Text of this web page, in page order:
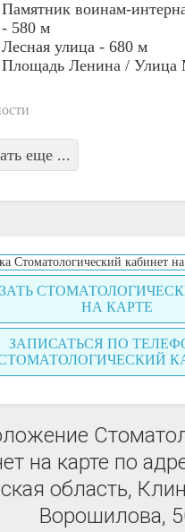
Памятник воинам-
- 580 м
Лесная улица - 680 м
Площадь Ленина / Улица
еще ...
НА КАРТЕ
ЗАПИСАТЬСЯ ПО
на карте по
область,
Ворошилова,